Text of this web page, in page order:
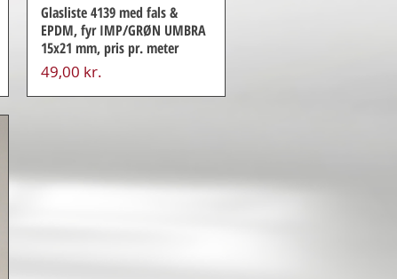
Glasliste 4139 med fals &
EPDM, fyr IMP/GRØN UMBRA
15x21 mm, pris pr. meter
Pris
49,00 kr.